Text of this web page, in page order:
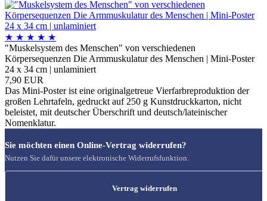
★ ★ ★ ★ ★
"Muskelsystem des Menschen" von verschiedenen
Körpersequenzen Die Armmuskulatur des Menschen | Mini-Poster
24 x 34 cm | unlaminiert
7,90 EUR
Das Mini-Poster ist eine originalgetreue Vierfarbreproduktion der
großen Lehrtafeln, gedruckt auf 250 g Kunstdruckkarton, nicht
beleistet, mit deutscher Überschrift und deutsch/lateinischer
Nomenklatur.
Sie möchten einen Online-Vertrag widerrufen?
Nutzen Sie dafür unsere elektronische Widerrufsfunktion.
Vertrag widerrufen